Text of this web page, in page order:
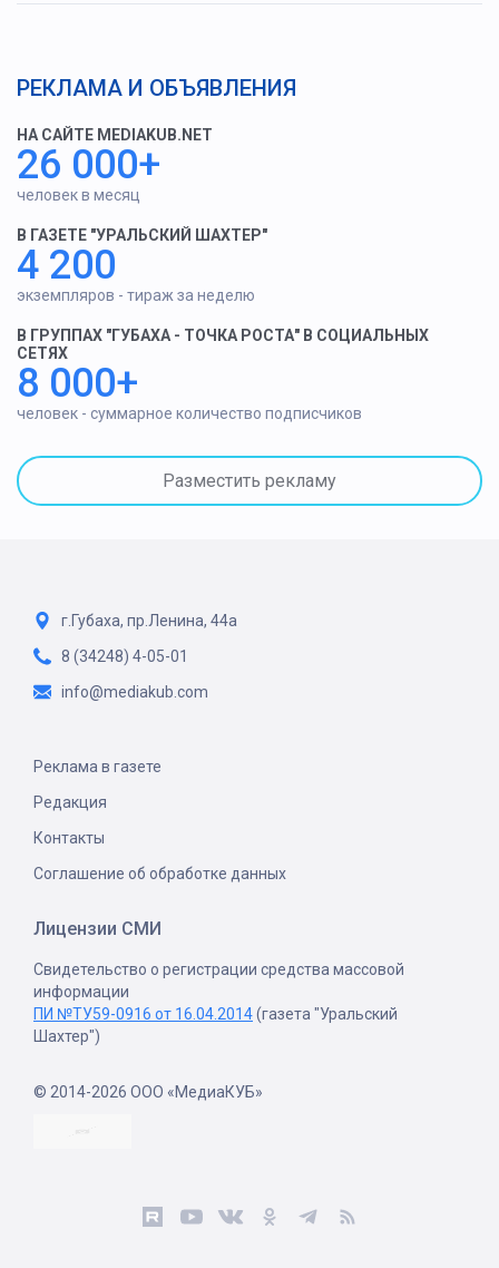
РЕКЛАМА И ОБЪЯВЛЕНИЯ
НА САЙТЕ MEDIAKUB.NET
26 000+
человек в месяц
В ГАЗЕТЕ "УРАЛЬСКИЙ ШАХТЕР"
4 200
экземпляров - тираж за неделю
В ГРУППАХ "ГУБАХА - ТОЧКА РОСТА" В СОЦИАЛЬНЫХ
СЕТЯХ
8 000+
человек - суммарное количество подписчиков
Разместить рекламу
г.Губаха, пр.Ленина, 44а
8 (34248) 4-05-01
info@mediakub.com
Реклама в газете
Редакция
Контакты
Соглашение об обработке данных
Лицензии СМИ
Свидетельство о регистрации средства массовой
информации
ПИ №ТУ59-0916 от 16.04.2014(газета "Уральский
Шахтер")
© 2014-2026 ООО «МедиаКУБ»